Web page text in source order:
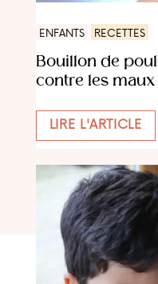
ENFANTS RECETTES
Bouillon de
contre les maux
LIRE L'ARTICLE